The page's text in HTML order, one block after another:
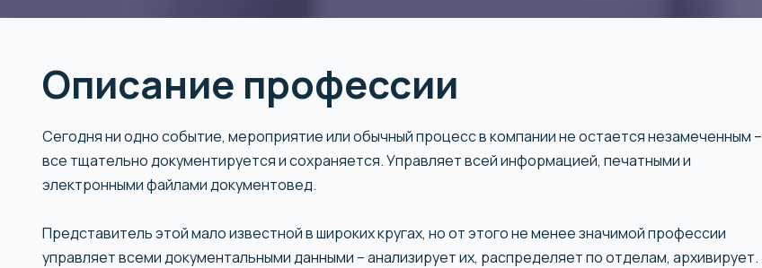
Описание профессии
Сегодня ни одно событие, мероприятие или обычный процесс в компании не остается незамеченным –
все тщательно документируется и сохраняется. Управляет всей информацией, печатными и
электронными файлами документовед.
Представитель этой мало известной в широких кругах, но от этого не менее значимой профессии
управляет всеми документальными данными – анализирует их, распределяет по отделам, архивирует.